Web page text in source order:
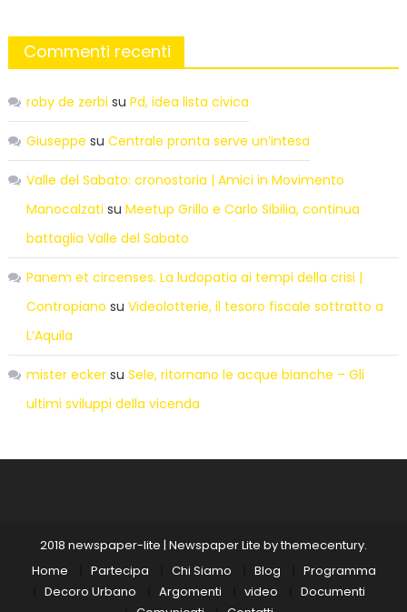
Commenti recenti
roby de zerbi su Pd, idea lista civica
Giuseppe su Centrale pronta serve un’intesa
Valle del Sabato: cronostoria | Amici in Movimento
Manocalzati su Meetup Grillo e Carlo Sibilia, continua
battaglia Valle del Sabato
Panem et circenses. La ludopatia ai tempi della crisi |
Contropiano su Videolotterie, il tesoro fiscale sottratto a
L’Aquila
mister eckersu Sele, ritornano le acque bianche – Gli
ultimi sviluppi della vicenda
2018 newspaper-lite | Newspaper Lite bythemecentury.
Home
Partecipa Chi Siamo Blog
Programma
Decoro Urbano
Argomenti video
Documenti